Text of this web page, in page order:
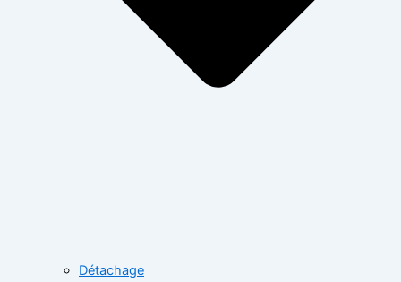
Détachage